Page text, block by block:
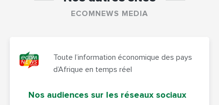
ECOMNEWS MEDIA
Toute l’information économique des pays
d’Afrique en temps réel
Nos audiences sur les réseaux sociaux